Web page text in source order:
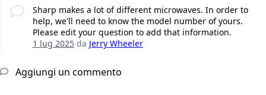
Sharp makes a lot of different microwaves. In order to
help, we'll need to know the model number of yours.
Please edit your question to add that information.
1 lug 2025da Jerry Wheeler
Aggiungi un commento